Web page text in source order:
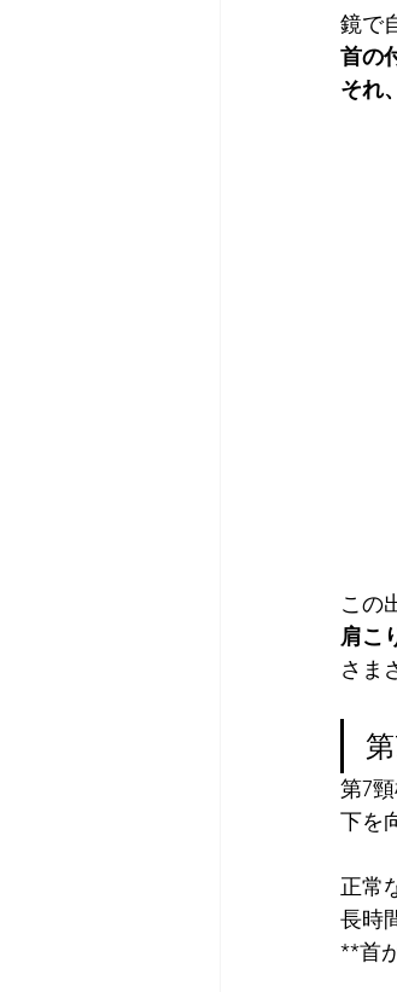
鏡で
首の
それ
この
肩こ
さま
第7頸
下を
正常
長時
**首